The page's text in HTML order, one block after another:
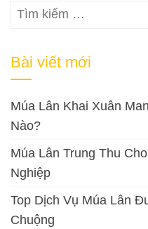
Tìm
Bài viết mới
Múa Lân Khai Xuân
Nào?
Múa Lân Trung Thu
Nghiệp
Top Dịch Vụ Múa Lân
Chuộng